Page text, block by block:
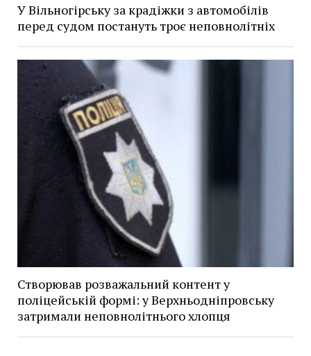
У Вільногірську за крадіжки з автомобілів
перед судом постануть троє неповнолітніх
Створював розважальний контент у
поліцейській формі: у Верхньодніпровську
затримали неповнолітнього хлопця